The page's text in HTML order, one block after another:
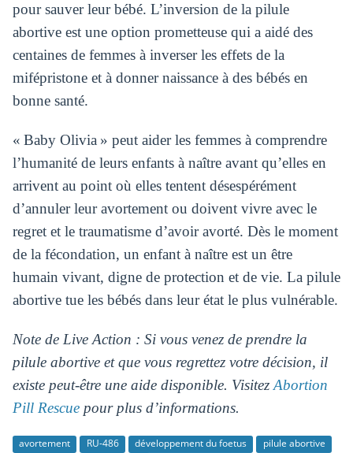
pour sauver leur bébé. L’inversion de la pilule
abortive est une option prometteuse qui a aidé des
centaines de femmes à inverser les effets de la
mifépristone et à donner naissance à des bébés en
bonne santé.
« Baby Olivia » peut aider les femmes à comprendre
l’humanité de leurs enfants à naître avant qu’elles en
arrivent au point où elles tentent désespérément
d’annuler leur avortement ou doivent vivre avec le
regret et le traumatisme d’avoir avorté. Dès le moment
de la fécondation, un enfant à naître est un être
humain vivant, digne de protection et de vie. La pilule
abortive tue les bébés dans leur état le plus vulnérable.
Note de Live Action : Si vous venez de prendre la
pilule abortive et que vous regrettez votre décision, il
existe peut-être une aide disponible. Visitez Abortion
Pill Rescuepour plus d’informations.
avortement RU-486 développement du foetus
pilule abortive